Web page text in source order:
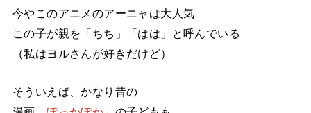
今やこのアニメのアーニャは大人気
この子が親を「ちち」「はは」と呼んでいる
（私はヨルさんが好きだけど）
そういえば、かなり昔の